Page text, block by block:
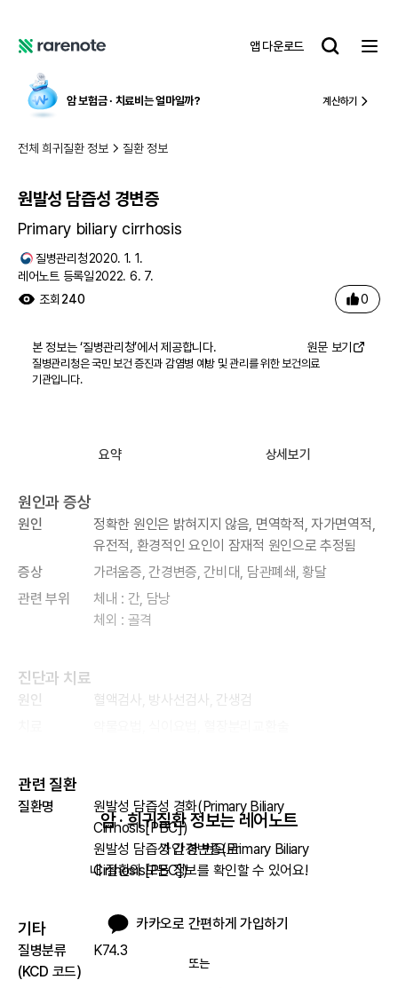
노
앱 다운로드
레
트
암 보험금 ∙ 치료비 는 얼마일까? 계산하기
전체 희귀질환 정보 질환 정보
원발성 담즙성 경변증
Primary biliary cirrhosis
질병관리청2020. 1. 1.
레어노트 등록일2022. 6. 7.
조회 240 0
본 정보는 ‘질병관리청’에서 제공합니다. 원문 보기
질병관리청은 국민 보건 증진과 감염병 예방 및 관리를 위한 보건의료
기관입니다.
요약 상세보기
원인과 증상
원인
정확한 원인은 밝혀지지 않음, 면역학적, 자가면역적,
유전적, 환경적인 요인이 잠재적 원인으로 추정됨
증상
가려움증, 간경변증, 간비대, 담관폐쇄, 황달
관련 부위
체내 : 간, 담낭
체외 : 골격
진단과 치료
원인
혈액검사, 방사선검사, 간생검
관련 질환
질환명
원발성 담즙성 경화(Primary Biliary
Cirrhosis[PBC])
원발성 담즙성 간경변증(Primary Biliary
Cirrhosis[PBC])
기타
질병분류
(KCD 코드)
K74.3
암 · 희귀질환 정보는 레어노트
가입 한 번으로
내 질환의 모든 정보를 확인할 수 있어요!
카카오로 간편하게 가입하기
또는